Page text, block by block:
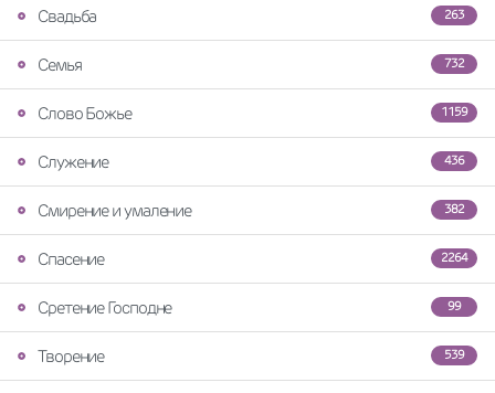
263
Свадьба
732
Семья
1159
Слово Божье
436
Служение
382
Смирение и умаление
2264
Спасение
99
Сретение Господне
539
Творение